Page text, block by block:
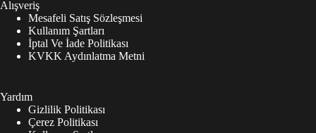
Alışveriş
Mesafeli Satış Sözleşmesi
Kullanım Şartları
İptal Ve İade Politikası
KVKK Aydınlatma Metni
Yardım
Gizlilik Politikası
Çerez Politikası